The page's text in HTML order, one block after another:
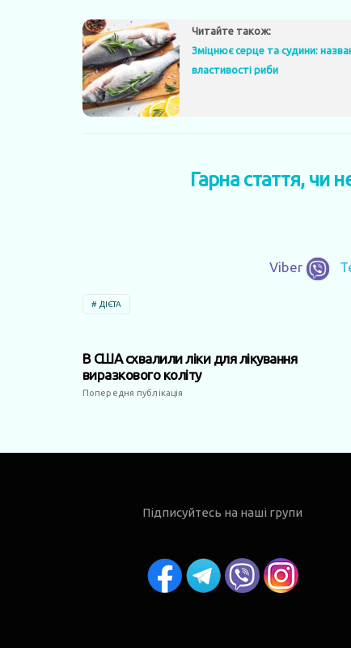
Читайте також:
Зміцнює серце та судини:
властивості риби
Гарна стаття, чи
Viber
ДІЄТА
В США схвалили ліки для лікування
виразкового коліту
Попередня публікація
Підписуйтесь на наші групи